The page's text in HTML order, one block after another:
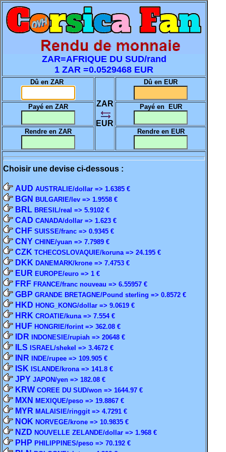
ZAR=AFRIQUE DU SUD/rand
1 ZAR =0.0529468 EUR
Dû en ZAR
ZAR
EUR
Dû en EUR
Payé en ZAR Payé en EUR
Rendre en ZAR Rendre en EUR
Choisir une devise ci-dessous :
AUD AUSTRALIE/dollar => 1.6385 €
BGN BULGARIE/lev => 1.9558 €
BRL BRESIL/real => 5.9102 €
CAD CANADA/dollar => 1.623 €
CHF SUISSE/franc => 0.9345 €
CNY CHINE/yuan => 7.7989 €
CZK TCHECOSLOVAQUIE/koruna => 24.195 €
DKK DANEMARK/krone => 7.4753 €
EUR EUROPE/euro => 1 €
FRF FRANCE/franc nouveau => 6.55957 €
GBP GRANDE BRETAGNE/Pound sterling => 0.8572 €
HKD HONG_KONG/dollar => 9.0619 €
HRK CROATIE/kuna => 7.554 €
HUF HONGRIE/forint => 362.08 €
IDR INDONESIE/rupiah => 20648 €
ILS ISRAEL/shekel => 3.4672 €
INR INDE/rupee => 109.905 €
ISK ISLANDE/krona => 141.8 €
JPY JAPON/yen => 182.08 €
KRW COREE DU SUD/won => 1644.97 €
MXN MEXIQUE/peso => 19.8867 €
MYR MALAISIE/ringgit => 4.7291 €
NOK NORVEGE/krone => 10.9835 €
NZD NOUVELLE ZELANDE/dollar => 1.968 €
PHP PHILIPPINES/peso => 70.192 €